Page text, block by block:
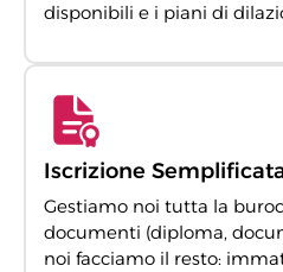
disponibili e i piani di
Iscrizione
Gestiamo noi tutta la
documenti (diploma,
noi facciamo il resto: